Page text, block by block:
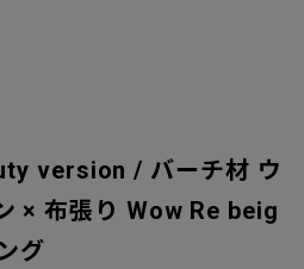
version / バーチ材 ウ
× 布張り Wow Re beig
グ